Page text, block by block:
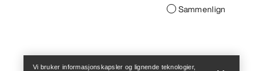
Sammenlign
Vi bruker informasjonskapsler og lignende teknologier,